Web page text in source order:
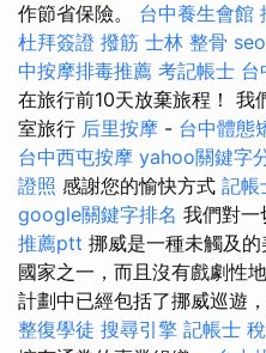
作節省保險。 台中養生會館
杜拜簽證 撥筋 士林 整骨
中按摩排毒推薦 考記帳士 台
在旅行前10天放棄旅程！ 我
室旅行 后里按摩 - 台中體態
台中西屯按摩 yahoo關鍵字
證照 感謝您的愉快方式 記帳
google關鍵字排名 我們對一
推薦ptt 挪威是一種未觸及
國家之一，而且沒有戲劇性
計劃中已經包括了挪威巡遊
整復學徒 搜尋引擎 記帳士